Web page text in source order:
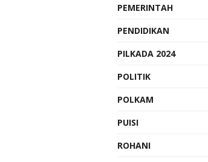
PEMERINTAH
PENDIDIKAN
PILKADA 2024
POLITIK
POLKAM
PUISI
ROHANI